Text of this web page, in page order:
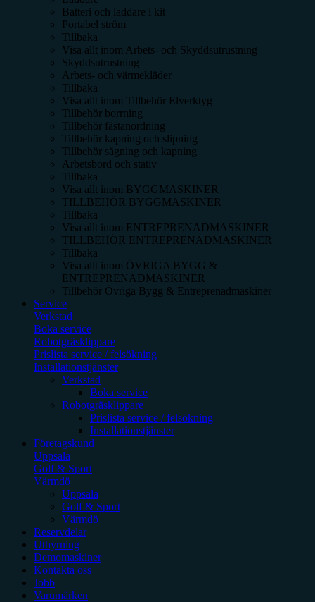
Batteri och laddare i kit
Portabel ström
Tillbaka
Visa allt inom Arbets- och Skyddsutrustning
Skyddsutrustning
Arbets- och värmekläder
Tillbaka
Visa allt inom Tillbehör Elverktyg
Tillbehör borrning
Tillbehör fästanordning
Tillbehör kapning och slipning
Tillbehör sågning och kapning
Arbetsbord och stativ
Tillbaka
Visa allt inom BYGGMASKINER
TILLBEHÖR BYGGMASKINER
Tillbaka
Visa allt inom ENTREPRENADMASKINER
TILLBEHÖR ENTREPRENADMASKINER
Tillbaka
Visa allt inom ÖVRIGA BYGG &
ENTREPRENADMASKINER
Tillbehör Övriga Bygg & Entreprenadmaskiner
Service
Verkstad
Boka service
Robotgräsklippare
Prislista service / felsökning
Installationstjänster
Verkstad
Boka service
Robotgräsklippare
Prislista service / felsökning
Installationstjänster
Företagskund
Uppsala
Golf & Sport
Värmdö
Uppsala
Golf & Sport
Värmdö
Reservdelar
Uthyrning
Demomaskiner
Kontakta oss
Jobb
Varumärken